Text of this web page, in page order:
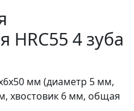
HRC55 4 зуба
мм (диаметр 5 мм,
хвостовик 6 мм, общая